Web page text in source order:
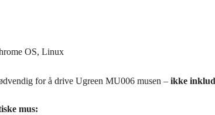
OS, Linux
for å drive Ugreen MU006 musen – ikke
mus: